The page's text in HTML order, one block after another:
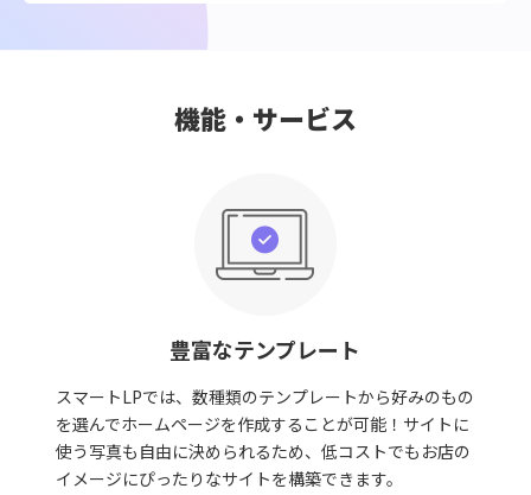
機能・サービス
豊富なテンプレート
スマートLPでは、数種類のテンプレートから好みのもの
を選んでホームページを作成することが可能！サイトに
使う写真も自由に決められるため、低コストでもお店の
イメージにぴったりなサイトを構築できます。